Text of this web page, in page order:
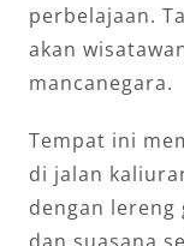
perbelajaan.
akan
mancanegara.
Tempat ini
di jalan
dengan lereng
dan suasana